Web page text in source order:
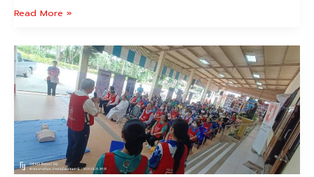
Read More »
ฝึก
อบรม
เพื่อ
การ
เพื่อน
บ้าน
ยั่งยืน